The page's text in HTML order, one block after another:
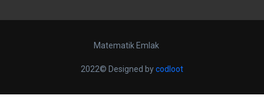
Matematik Emlak
2022© Designed bycodloot